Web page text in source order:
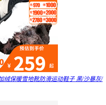
绒保暖雪地靴防滑运动鞋子 黑/沙暴灰/